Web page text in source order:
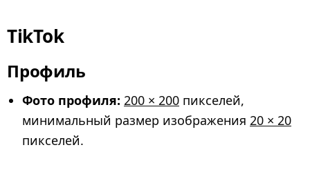
TikTok
Профиль
Фото профиля: 200 × 200 пикселей,
минимальный размер изображения 20 × 20
пикселей.